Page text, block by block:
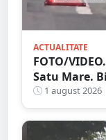
ACTUALITATE
FOTO/
Satu Mare.
de Ambulanță
1 august 2026